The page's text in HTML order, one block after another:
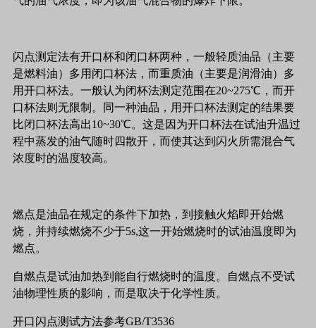
闪点测定法有开口杯和闭口杯两种，一般轻质油品（主要
是燃料油）多用闭口杯法，而重质油（主要是润滑油）多
用开口杯法。一般认为闭杯法测定范围在20~275℃，而开
口杯法则无限制。同一种油品，用开口杯法测定的结果要
比闭口杯法高出10~30℃。这是因为开口杯法在试油升温过
程中蒸发的油气随时四散开，而使其达到闪火所需混合气
浓度时的温度较高。
燃点是油品在规定的条件下加热，到接触火焰即开始燃
烧，并持续燃烧不少于5s,这一开始燃烧时的试油温度即为
燃点。
自燃点是试油加热到能自行燃烧时的温度。自燃点不受试
油物理性质的影响，而是取决于化学性质。
开口闪点测试方法参考GB/T3536